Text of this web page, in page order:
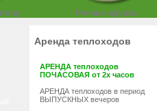
Речные круизы
Аренда теплоходов
АРЕНДА теплоходов
ПОЧАСОВАЯ от 2х часов
АРЕНДА теплоходов в период
ВЫПУСКНЫХ вечеров